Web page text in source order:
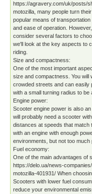
https://agravery.com/uk/posts/
motozilla, many people turn
popular means of
and ease of operation.
consider several factors to
we'll look at the key aspects to
riding.
Size and compactness:
One of the most important
size and compactness. You
crowded streets and can easily
with a small turning radius to be
Engine power:
Scooter engine power is also
will probably need a scooter
distances at speeds that
with an engine with enough
environments, but not too
Fuel economy:
One of the main advantages of
https://delo.ua/news-
motozilla-401931/ When
Scooters with lower fuel
reduce your environmental